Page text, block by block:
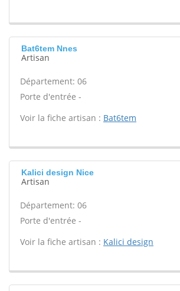
Bat6tem Nnes
Artisan
Département: 06
Porte d'entrée -
Voir la fiche artisan : Bat6tem
Kalici design Nice
Artisan
Département: 06
Porte d'entrée -
Voir la fiche artisan : Kalici design